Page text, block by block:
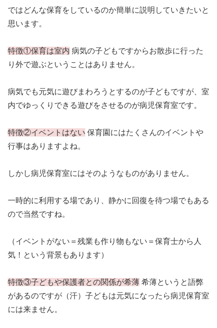
ではどんな保育をしているのか簡単に説明していきたいと
思います。
特徴①保育は室内 病気の子どもですからお散歩に行った
り外で遊ぶということはありません。
病気でも元気に遊びまわろうとするのが子どもですが、室
内でゆっくりできる遊びをさせるのが病児保育室です。
特徴②イベントはない 保育園にはたくさんのイベントや
行事はありますよね。
しかし病児保育室にはそのようなものがありません。
一時的に利用する場であり、静かに回復を待つ場でもある
ので当然ですね。
（イベントがない＝残業も作り物もない＝保育士から人
気！という背景もあります）
特徴③子どもや保護者との関係が希薄 希薄というと語弊
があるのですが（汗）子どもは元気になったら病児保育室
には来ません。